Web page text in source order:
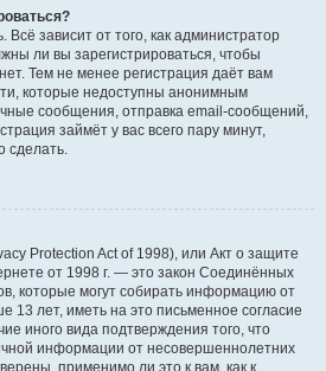
Всё зависит от того, как администратор
ли вы зарегистрироваться, чтобы
Тем не менее регистрация даёт вам
которые недоступны анонимным
сообщения, отправка email-сообщений,
займёт у вас всего пару минут,
сделать.
Protection Act of 1998), или Акт о защите
от 1998 г. — это закон Соединённых
которые могут собирать информацию от
13 лет, иметь на это письменное согласие
иного вида подтверждения того, что
информации от несовершеннолетних
применимо ли это к вам, как к